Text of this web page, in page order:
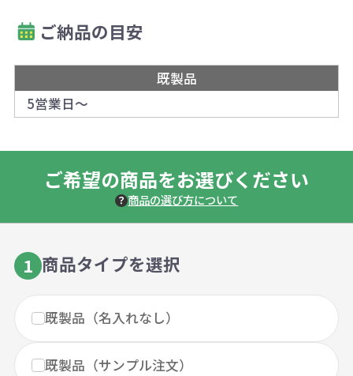
ご納品の目安
既製品
5営業日～
ご希望の商品をお選びください
商品の選び方について
1 商品タイプを選択
既製品（名入れなし）
既製品（サンプル注文）